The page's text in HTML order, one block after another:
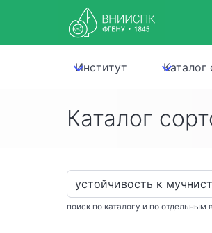
Институт Каталог
Каталог
поиск по каталогу и по